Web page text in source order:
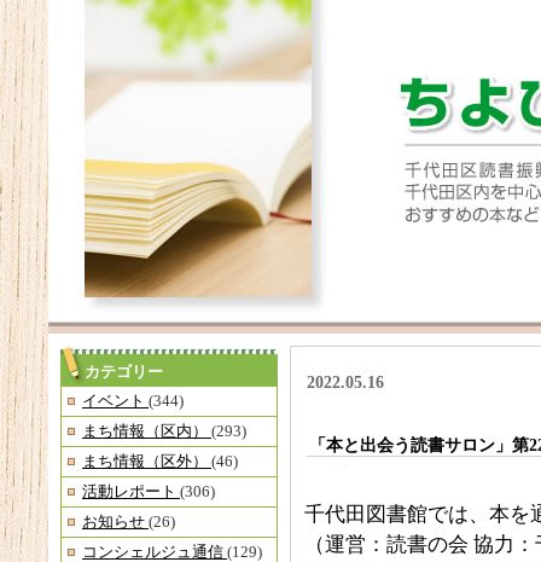
カテゴリー
イベント (344)
まち情報（区内） (293)
まち情報（区外） (46)
活動レポート (306)
お知らせ (26)
コンシェルジュ通信 (129)
2022.05.16
「本と出会う読書サロン」第
千代田図書館では、本を
（運営：読書の会 協力